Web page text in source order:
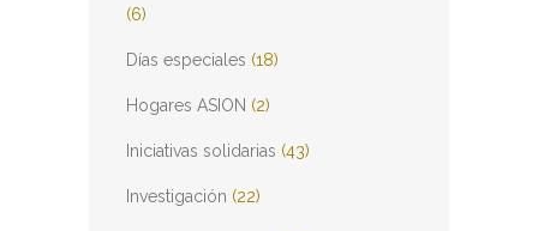
(6)
Días especiales (18)
Hogares ASION (2)
Iniciativas solidarias (43)
Investigación (22)